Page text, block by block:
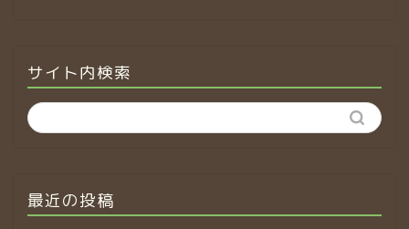
サイト内検索
最近の投稿